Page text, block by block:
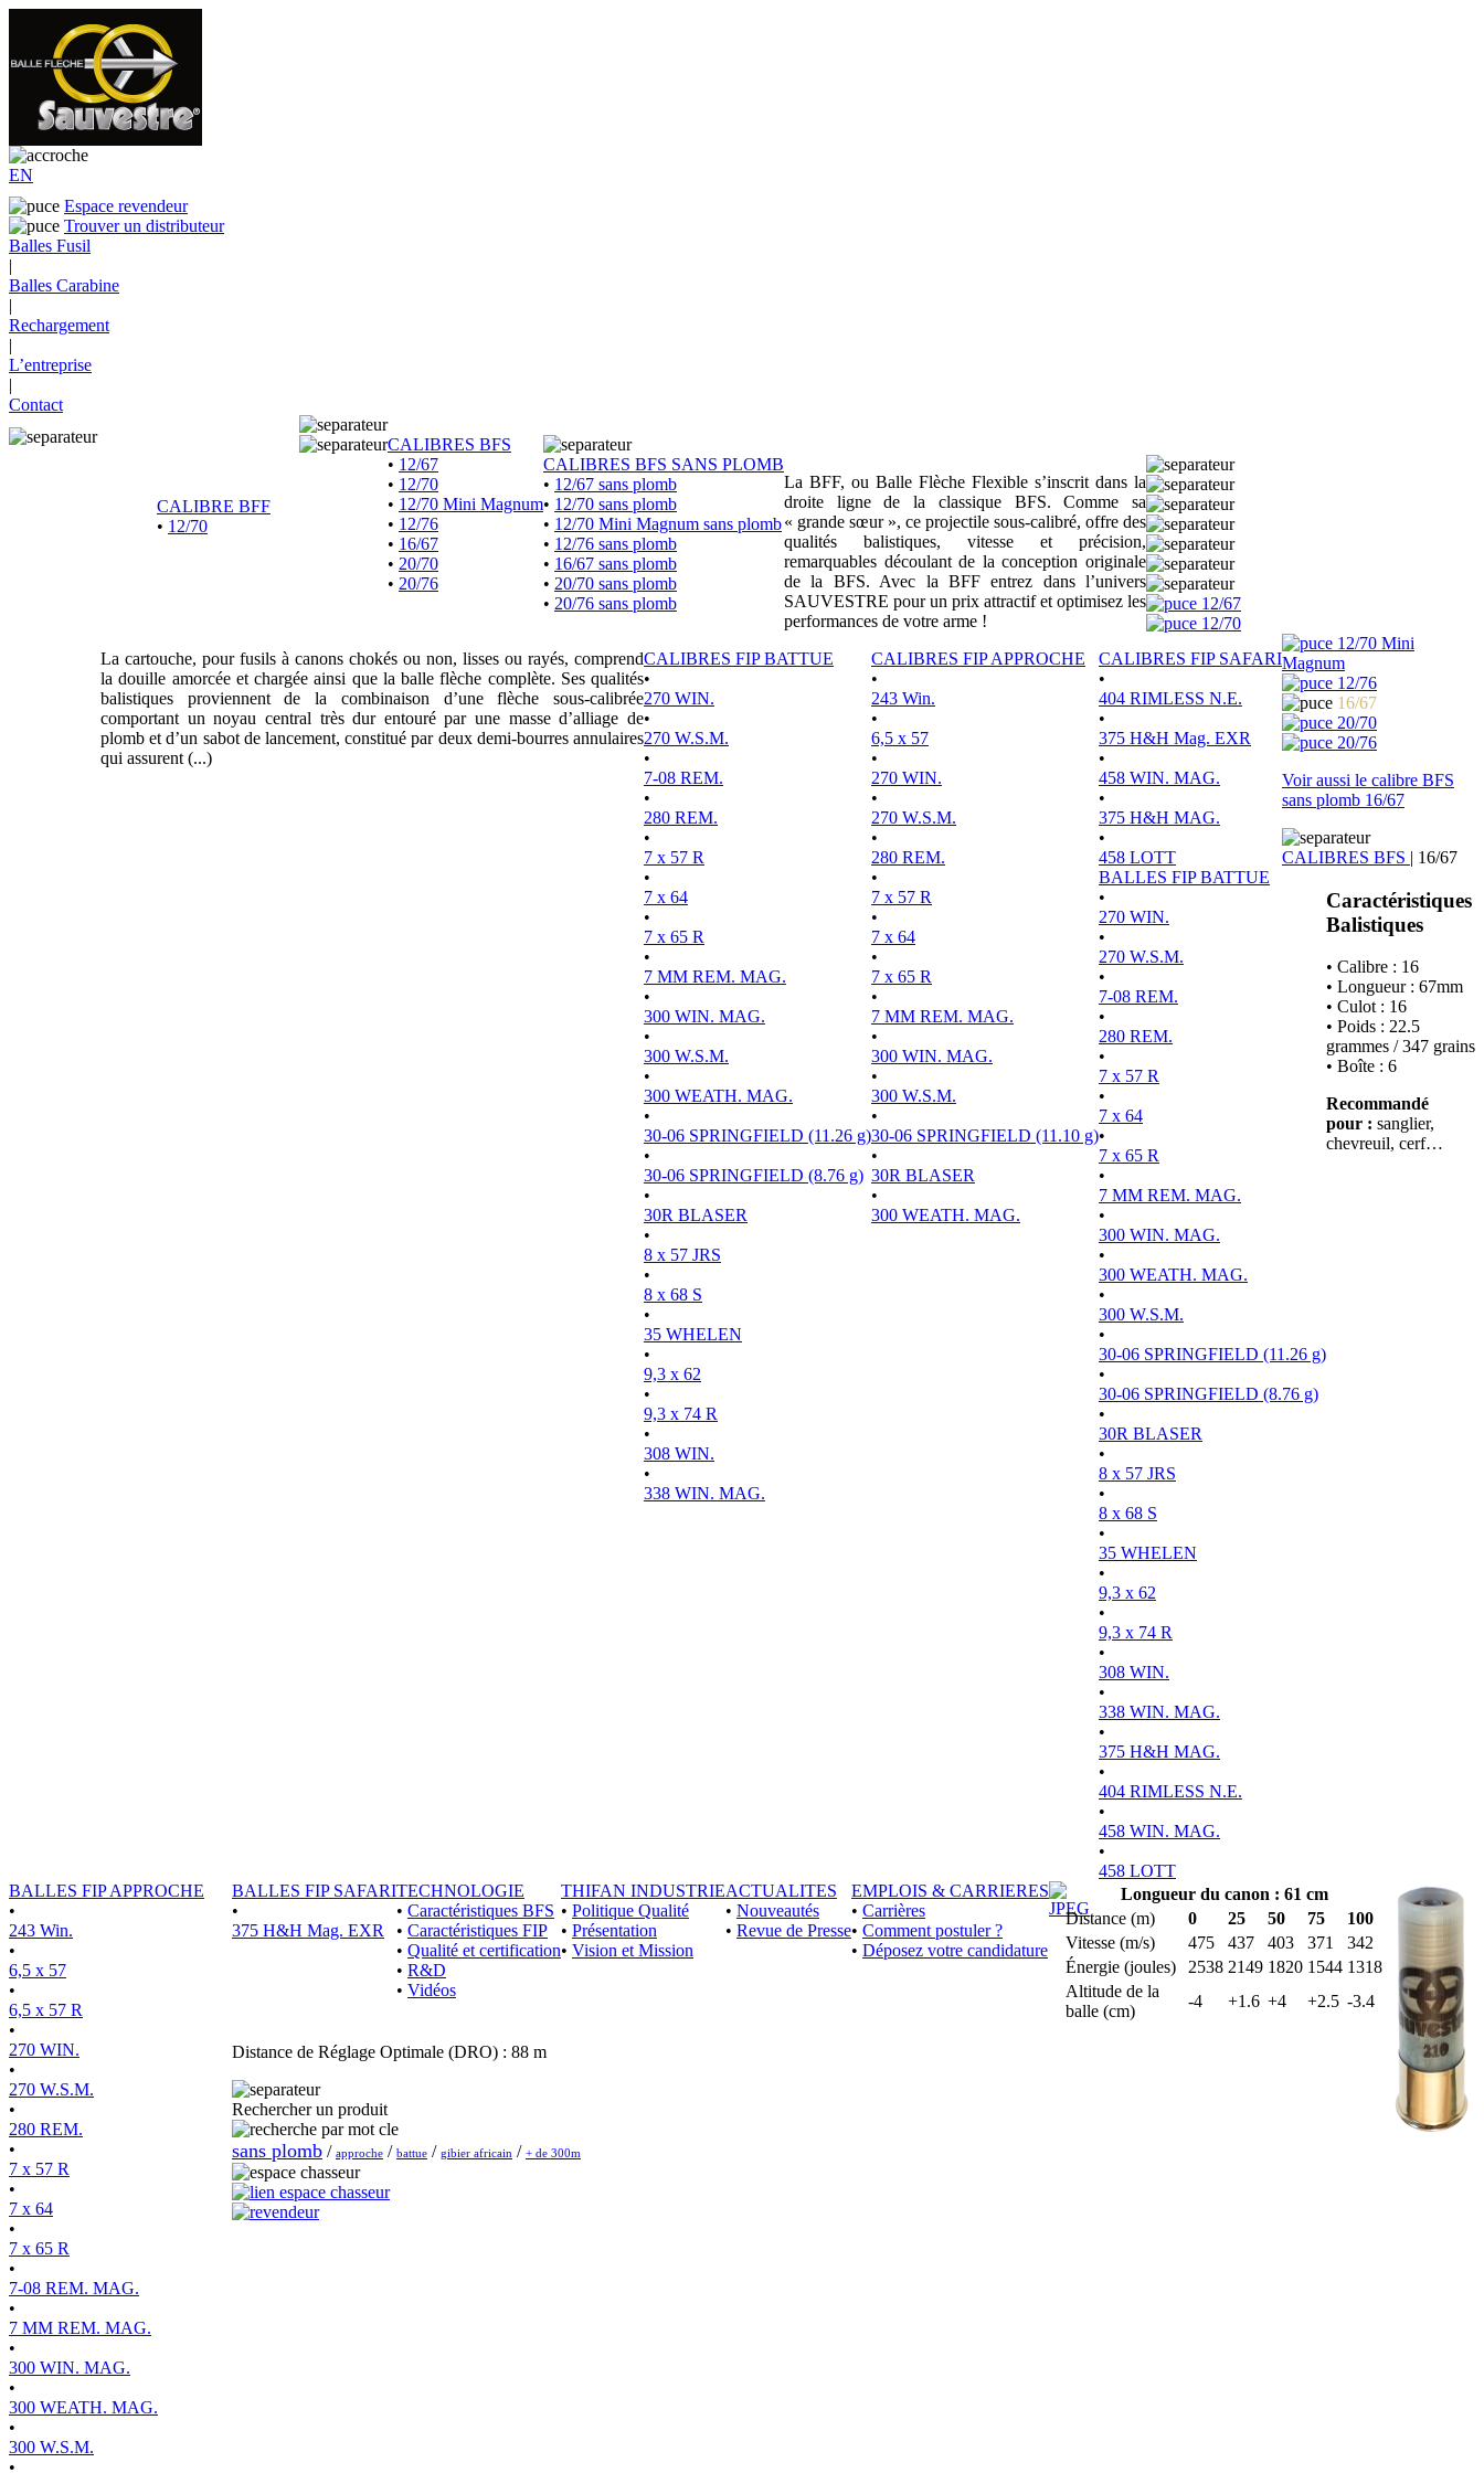
EN
Espace revendeur
Trouver un distributeur
Balles Fusil
|
Balles Carabine
|
Rechargement
|
L’entreprise
|
Contact
CALIBRE BFF
• 12/70
CALIBRES BFS
• 12/67
• 12/70
• 12/70 Mini Magnum
• 12/76
• 16/67
• 20/70
• 20/76
CALIBRES BFS SANS PLOMB
• 12/67 sans plomb
• 12/70 sans plomb
• 12/70 Mini Magnum sans plomb
• 12/76 sans plomb
• 16/67 sans plomb
• 20/70 sans plomb
• 20/76 sans plomb
La BFF, ou Balle Flèche Flexible s’inscrit dans la
droite ligne de la classique BFS. Comme sa
« grande sœur », ce projectile sous-calibré, offre des
qualités balistiques, vitesse et précision,
remarquables découlant de la conception originale
de la BFS. Avec la BFF entrez dans l’univers
SAUVESTRE pour un prix attractif et optimisez les
performances de votre arme !
La cartouche, pour fusils à canons chokés ou non, lisses ou rayés, comprend
la douille amorcée et chargée ainsi que la balle flèche complète. Ses qualités
balistiques proviennent de la combinaison d’une flèche sous-calibrée
comportant un noyau central très dur entouré par une masse d’alliage de
plomb et d’un sabot de lancement, constitué par deux demi-bourres annulaires
qui assurent (...)
CALIBRES FIP BATTUE
•
270 WIN.
•
270 W.S.M.
•
7-08 REM.
•
280 REM.
•
7 x 57 R
•
7 x 64
•
7 x 65 R
•
7 MM REM. MAG.
•
300 WIN. MAG.
•
300 W.S.M.
•
300 WEATH. MAG.
•
30-06 SPRINGFIELD (11.26 g)
•
30-06 SPRINGFIELD (8.76 g)
•
30R BLASER
•
8 x 57 JRS
•
8 x 68 S
•
35 WHELEN
•
9,3 x 62
•
9,3 x 74 R
•
308 WIN.
•
338 WIN. MAG.
CALIBRES FIP APPROCHE
•
243 Win.
•
6,5 x 57
•
270 WIN.
•
270 W.S.M.
•
280 REM.
•
7 x 57 R
•
7 x 64
•
7 x 65 R
•
7 MM REM. MAG.
•
300 WIN. MAG.
•
300 W.S.M.
•
30-06 SPRINGFIELD (11.10 g)
•
30R BLASER
•
300 WEATH. MAG.
CALIBRES FIP SAFARI
•
404 RIMLESS N.E.
•
375 H&H Mag. EXR
•
458 WIN. MAG.
•
375 H&H MAG.
•
458 LOTT
BALLES FIP BATTUE
•
270 WIN.
•
270 W.S.M.
•
7-08 REM.
•
280 REM.
•
7 x 57 R
•
7 x 64
•
7 x 65 R
•
7 MM REM. MAG.
•
300 WIN. MAG.
•
300 WEATH. MAG.
•
300 W.S.M.
•
30-06 SPRINGFIELD (11.26 g)
•
30-06 SPRINGFIELD (8.76 g)
•
30R BLASER
•
8 x 57 JRS
•
8 x 68 S
•
35 WHELEN
•
9,3 x 62
•
9,3 x 74 R
•
308 WIN.
•
338 WIN. MAG.
•
375 H&H MAG.
•
404 RIMLESS N.E.
•
458 WIN. MAG.
•
458 LOTT
BALLES FIP APPROCHE
•
243 Win.
•
6,5 x 57
•
6,5 x 57 R
•
270 WIN.
•
270 W.S.M.
•
280 REM.
•
7 x 57 R
•
7 x 64
•
7 x 65 R
•
7-08 REM. MAG.
•
7 MM REM. MAG.
•
300 WIN. MAG.
•
300 WEATH. MAG.
•
300 W.S.M.
•
BALLES FIP SAFARI
•
375 H&H Mag. EXR
TECHNOLOGIE
• Caractéristiques BFS
• Caractéristiques FIP
• Qualité et certification
• R&D
• Vidéos
THIFAN INDUSTRIE
• Politique Qualité
• Présentation
• Vision et Mission
ACTUALITES
• Nouveautés
• Revue de Presse
EMPLOIS & CARRIERES
• Carrières
• Comment postuler ?
• Déposez votre candidature
12/67
12/70
12/70 Mini
Magnum
12/76
16/67
20/70
20/76
Voir aussi le calibre BFS
sans plomb 16/67
CALIBRES BFS | 16/67
Caractéristiques
Balistiques
• Calibre : 16
• Longueur : 67mm
• Culot : 16
• Poids : 22.5
grammes / 347 grains
• Boîte : 6
Recommandé
pour : sanglier,
chevreuil, cerf…
Longueur du canon : 61 cm
Distance (m)
0 25 50 75
100
Vitesse (m/s)
475 437 403 371
342
Énergie (joules)
2538 2149 1820 1544 1318
Altitude de la
balle (cm)
-4 +1.6 +4 +2.5 -3.4
Distance de Réglage Optimale (DRO) : 88 m
Rechercher un produit
sans plomb / approche / battue / gibier africain / + de 300m